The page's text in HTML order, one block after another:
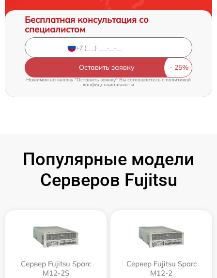
Бесплатная консультация со
специалистом
Оставить заявку
Нажимая на кнопку "Оставить заявку" Вы соглашаетесь cполитикой
конфиденциальности
Популярные модели
Серверов Fujitsu
Сервер Fujitsu Sparc
M12-2S
Сервер Fujitsu Sparc
M12-2